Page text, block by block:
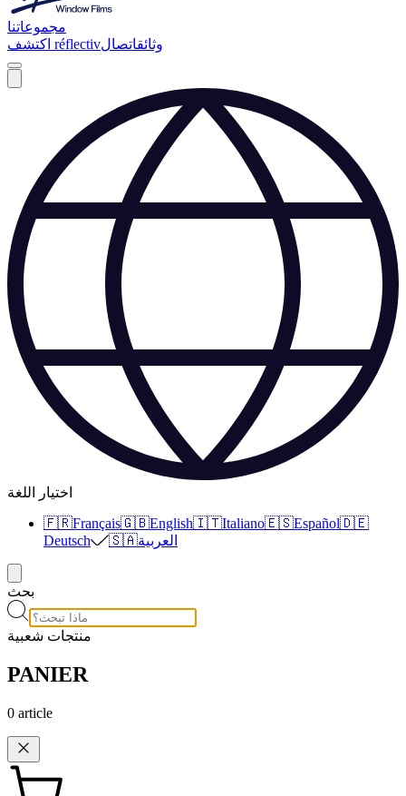
مجموعاتنا
اكتشف réflectiv
وثائقاتصال
اختيار اللغة
🇫🇷Français🇬🇧English🇮🇹Italiano🇪🇸Español🇩🇪
Deutsch
🇸🇦العربية
بحث
منتجات شعبية
PANIER
0 article